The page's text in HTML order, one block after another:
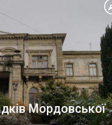
Мордовської